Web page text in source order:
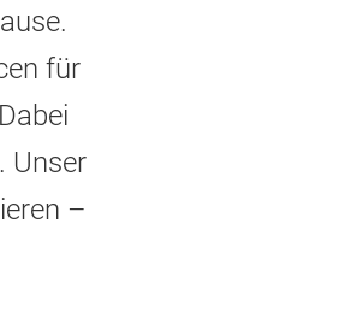
für
Unser
–